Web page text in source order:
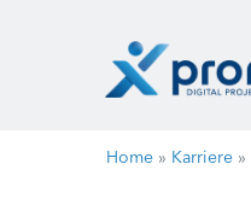
Home » Karriere »